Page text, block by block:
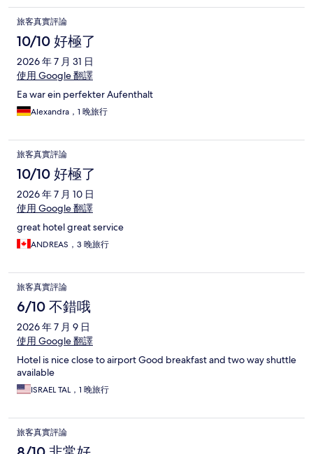
旅客真實評論
10/10 好極了
2026 年 7 月 31 日
使用 Google 翻譯
Ea war ein perfekter Aufenthalt
Alexandra，1 晚旅行
旅客真實評論
10/10 好極了
2026 年 7 月 10 日
使用 Google 翻譯
great hotel great service
ANDREAS，3 晚旅行
旅客真實評論
6/10 不錯哦
2026 年 7 月 9 日
使用 Google 翻譯
Hotel is nice close to airport Good breakfast and two way shuttle
available
ISRAEL TAL，1 晚旅行
旅客真實評論